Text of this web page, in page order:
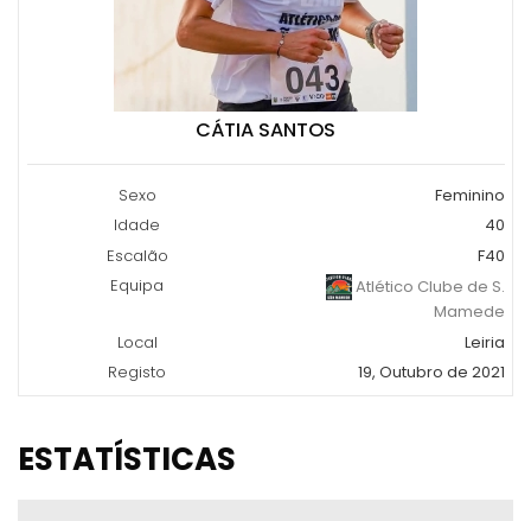
CÁTIA SANTOS
Sexo
Feminino
Idade
40
Escalão
F40
Equipa
Atlético Clube de S.
Mamede
Local
Leiria
Registo
19, Outubro de 2021
ESTATÍSTICAS